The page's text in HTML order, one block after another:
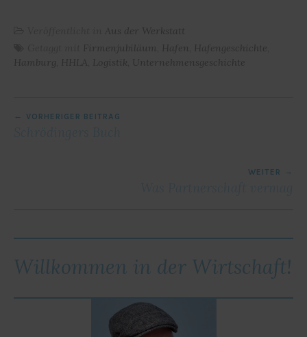
Aus der Werkstatt
Firmenjubiläum Hafen Hafengeschichte
Hamburg HHLA Logistik Unternehmensgeschichte
VORHERIGER BEITRAG
WEITER
Willkommen in der Wirtschaft!